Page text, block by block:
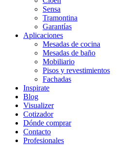
Sensa
Tramontina
Garantías
Aplicaciones
Mesadas de cocina
Mesadas de baño
Mobiliario
Pisos y revestimientos
Fachadas
Inspirate
Blog
Visualizer
Cotizador
Dónde comprar
Contacto
Profesionales